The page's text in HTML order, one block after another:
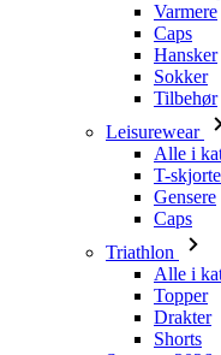
Leisurewear
Alle i
T-skjorter
Gensere
Triathlon
Alle i
Topper
Drakter
Shorts
Sommer 2026
Team-replikker
Begrensede
Salg
Gavekort